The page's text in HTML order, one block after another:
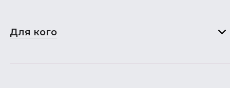
Для кого